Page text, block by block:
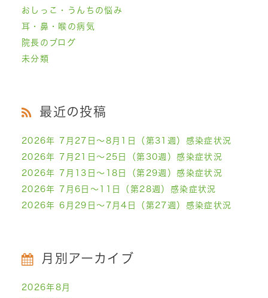
おしっこ・うんちの悩み
耳・鼻・喉の病気
院長のブログ
未分類
最近の投稿
2026年 7月27日～8月1日（第31週）感染症状況
2026年 7月21日～25日（第30週）感染症状況
2026年 7月13日～18日（第29週）感染症状況
2026年 7月6日～11日（第28週）感染症状況
2026年 6月29日～7月4日（第27週）感染症状況
月別アーカイブ
2026年8月